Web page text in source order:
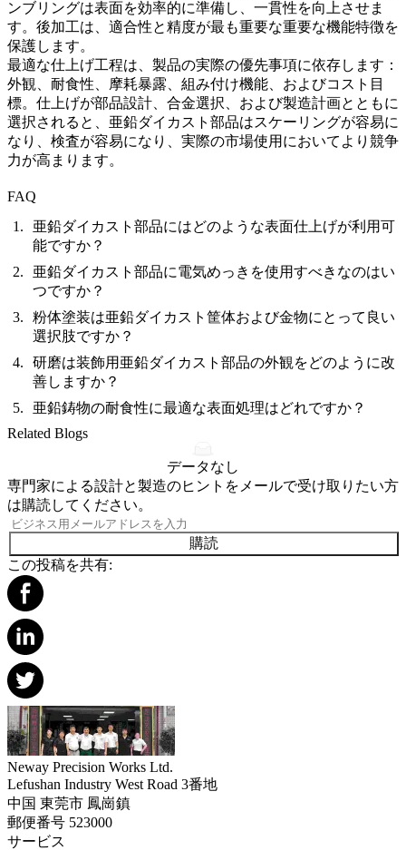
ンブリングは表面を効率的に準備し、一貫性を向上させま
す。後加工は、適合性と精度が最も重要な重要な機能特徴を
保護します。
最適な仕上げ工程は、製品の実際の優先事項に依存します：
外観、耐食性、摩耗暴露、組み付け機能、およびコスト目
標。仕上げが部品設計、合金選択、および製造計画とともに
選択されると、亜鉛ダイカスト部品はスケーリングが容易に
なり、検査が容易になり、実際の市場使用においてより競争
力が高まります。
FAQ
亜鉛ダイカスト部品にはどのような表面仕上げが利用可
能ですか？
亜鉛ダイカスト部品に電気めっきを使用すべきなのはい
つですか？
粉体塗装は亜鉛ダイカスト筐体および金物にとって良い
選択肢ですか？
研磨は装飾用亜鉛ダイカスト部品の外観をどのように改
善しますか？
亜鉛鋳物の耐食性に最適な表面処理はどれですか？
Related Blogs
データなし
専門家による設計と製造のヒントをメールで受け取りたい方
は購読してください。
購読
この投稿を共有:
Neway Precision Works Ltd.
Lefushan Industry West Road 3番地
中国 東莞市 鳳崗鎮
郵便番号 523000
サービス